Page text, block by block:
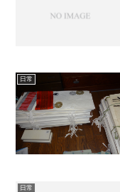
日常
日常